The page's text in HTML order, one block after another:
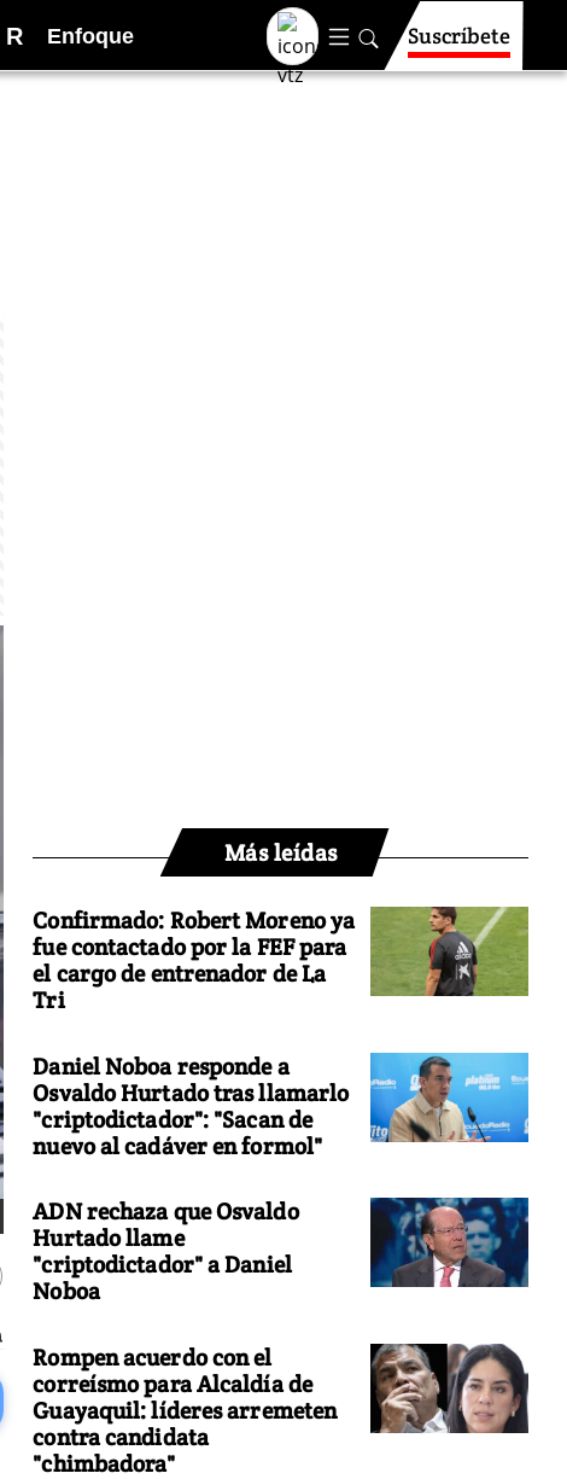
R Enfoque Suscríbete
Más leídas
Confirmado: Robert Moreno ya
fue contactado por la FEF para
el cargo de entrenador de La
Tri
Daniel Noboa responde a
Osvaldo Hurtado tras llamarlo
"criptodictador": "Sacan de
nuevo al cadáver en formol"
ADN rechaza que Osvaldo
Hurtado llame
"criptodictador" a Daniel
Noboa
Rompen acuerdo con el
correísmo para Alcaldía de
Guayaquil: líderes arremeten
contra candidata
"chimbadora"